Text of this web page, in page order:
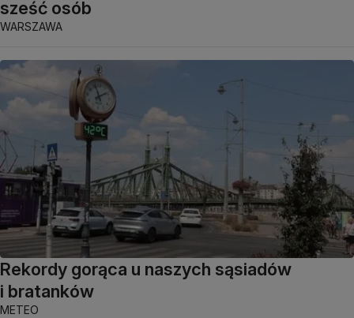
sześć osób
WARSZAWA
Rekordy gorąca u naszych sąsiadów
i bratanków
METEO